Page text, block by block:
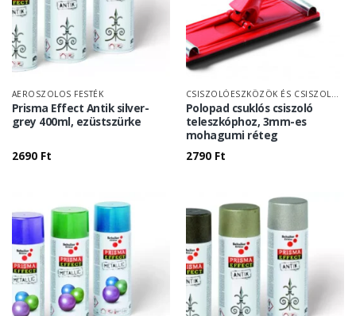
AEROSZOLOS FESTÉK
Prisma Effect Antik silver-
grey 400ml, ezüstszürke
2690 Ft
CSISZOLÓESZKÖZÖK ÉS CSISZOLÓPAPÍR
Polopad csuklós csiszoló
teleszkóphoz, 3mm-es
mohagumi réteg
2790 Ft